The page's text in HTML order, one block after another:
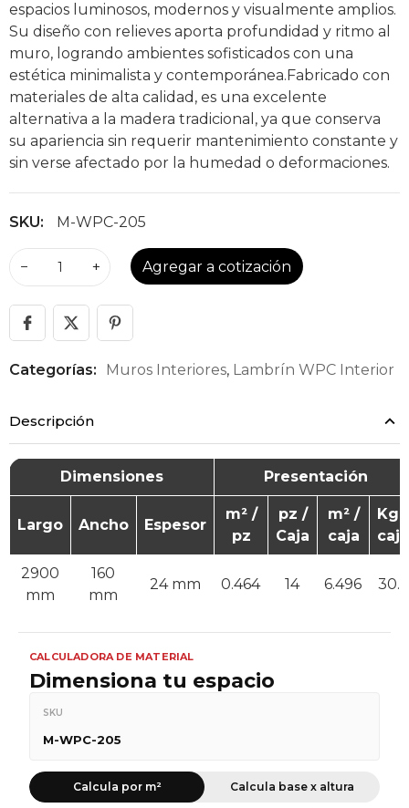
espacios luminosos, modernos y visualmente amplios.
Su diseño con relieves aporta profundidad y ritmo al
muro, logrando ambientes sofisticados con una
estética minimalista y contemporánea.Fabricado con
materiales de alta calidad, es una excelente
alternativa a la madera tradicional, ya que conserva
su apariencia sin requerir mantenimiento constante y
sin verse afectado por la humedad o deformaciones.
SKU: M-WPC-205
− + Agregar a cotización
Categorías: Muros Interiores, Lambrín WPC Interior
Descripción
Dimensiones Presentación
Largo Ancho Espesor
m² /
pz
pz /
Caja
m² /
caja
Kg /
caja
2900
mm
160
mm
24 mm 0.464 14 6.496 30.5
CALCULADORA DE MATERIAL
Dimensiona tu espacio
SKU
M-WPC-205
Calcula por m² Calcula base x altura